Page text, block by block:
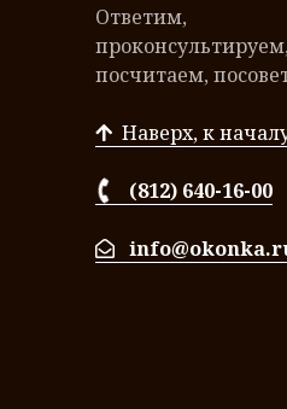
Ответим,
проконсультируем,
посчитаем,
Наверх, к
(812) 640-16-00